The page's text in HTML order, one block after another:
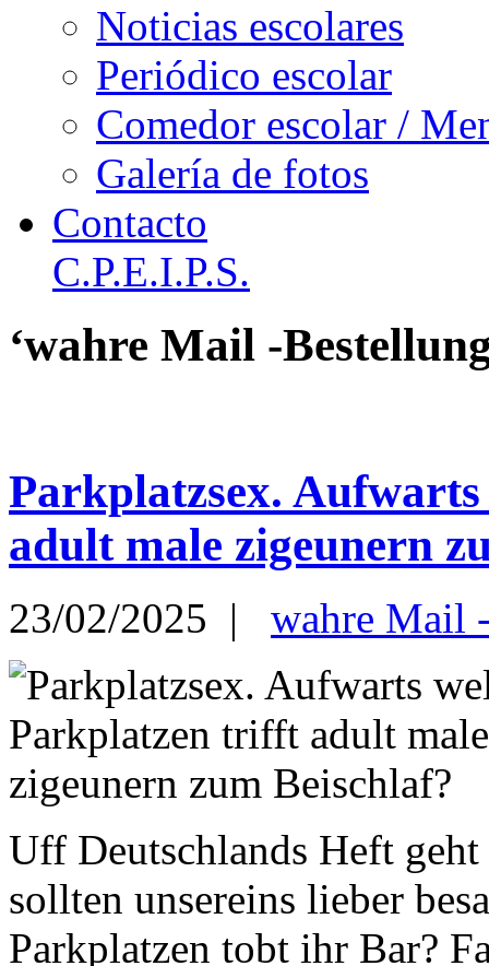
Noticias escolares
Periódico escolar
Comedor escolar /
Galería de fotos
Contacto
C.P.E.I.P.S.
‘wahre Mail -
Parkplatzsex.
adult male zigeunern
23/02/2025 | wahre Mail
Uff Deutschlands Heft
sollten unsereins lieber
Parkplatzen tobt ihr Bar?